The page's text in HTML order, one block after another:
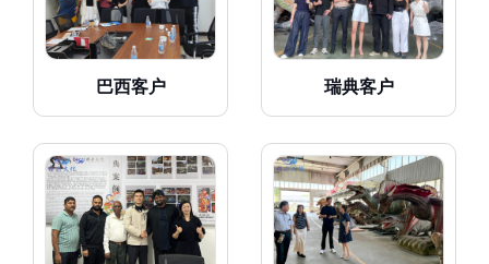
巴西客户 瑞典客户